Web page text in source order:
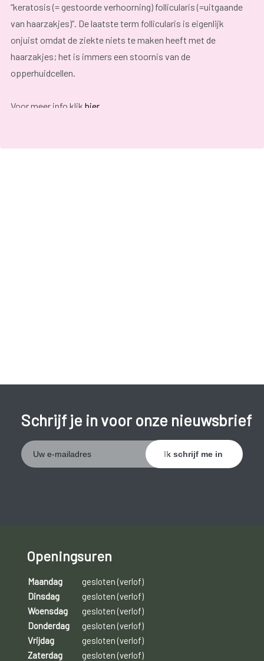
“keratosis (= gestoorde verhoorning) follicularis (=uitgaande
van haarzakjes)”. De laatste term follicularis is eigenlijk
onjuist omdat de ziekte niets te maken heeft met de
haarzakjes; het is immers een stoornis van de
opperhuidcellen.
Voor meer info klik hier.
Schrijf je in voor onze nieuwsbrief
Openingsuren
Maandag
gesloten (verlof)
Dinsdag
gesloten (verlof)
Woensdag
gesloten (verlof)
Donderdag
gesloten (verlof)
Vrijdag
gesloten (verlof)
Zaterdag
gesloten (verlof)